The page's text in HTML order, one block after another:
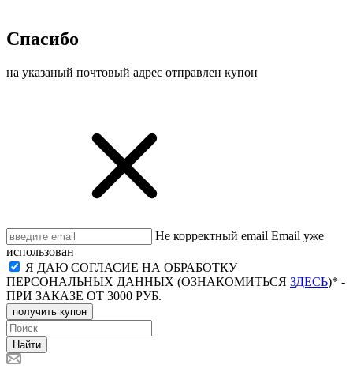
Спасибо
на указаный почтовый адрес отправлен купон
Не корректный email Email уже
использован
Я ДАЮ СОГЛАСИЕ НА ОБРАБОТКУ
ПЕРСОНАЛЬНЫХ ДАННЫХ (ОЗНАКОМИТЬСЯ ЗДЕСЬ)* -
ПРИ ЗАКАЗЕ ОТ 3000 РУБ.
получить купон
Найти